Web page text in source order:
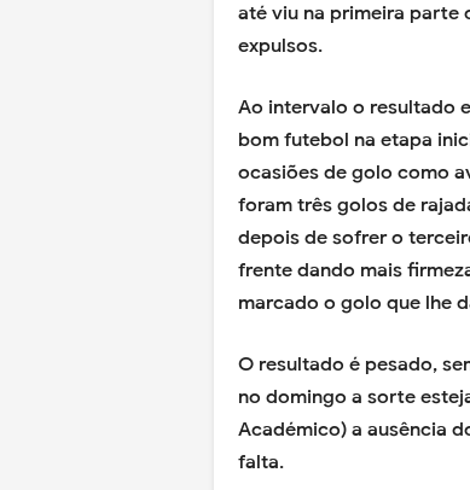
até viu na primeira parte
expulsos.
Ao intervalo o resultado
bom futebol na etapa
ocasiões de golo como
foram três golos de
depois de sofrer o
frente dando mais
marcado o golo que lhe
O resultado é pesado,
no domingo a sorte
Académico) a ausência
falta.